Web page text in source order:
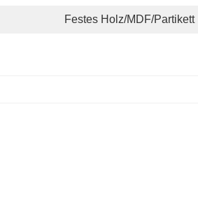
Festes Holz/MDF/Partikett